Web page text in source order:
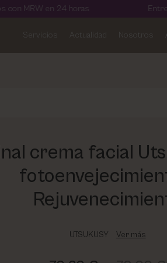
24 horas Entrega gratuita
Servicios Actualidad Nosotros
crema facial
UTSUKUSY Ver más